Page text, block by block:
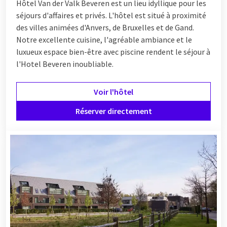
Hôtel Van der Valk Beveren est un lieu idyllique pour les
séjours d'affaires et privés. L'hôtel est situé à proximité
des villes animées d'Anvers, de Bruxelles et de Gand.
Notre excellente cuisine, l'agréable ambiance et le
luxueux espace bien-être avec piscine rendent le séjour à
l'Hotel Beveren inoubliable.
Voir l'hôtel
Réserver directement